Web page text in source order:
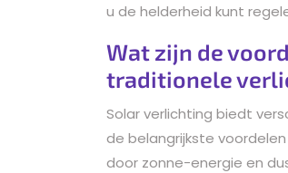
u de helderheid kunt
Wat zijn de
traditionele
Solar verlichting biedt
de belangrijkste
door zonne-energie en